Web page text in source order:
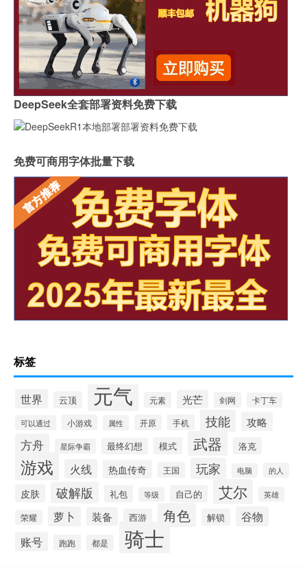
DeepSeek全套部署资料免费下载
免费可商用字体批量下载
标签
世界 云顶 元气 元素 光芒 剑网 卡丁车
可以通过 小游戏 属性 开原 手机 技能 攻略
方舟 星际争霸 最终幻想 模式 武器 洛克
游戏 火线 热血传奇 王国 玩家 电脑 的人
皮肤 破解版 礼包 等级 自己的 艾尔 英雄
荣耀 萝卜 装备 西游 角色 解锁 谷物
账号 跑跑 都是 骑士